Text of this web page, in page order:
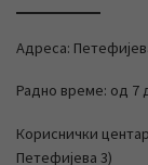
Адреса:
Радно време: од 7
Кориснички
Петефијева 3)